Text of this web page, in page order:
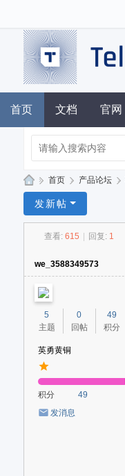
首页 文档 官网
凌
» 首页 › 产品论坛 ›
发新帖
查看: 615 回复: 1
we_3588349573
5
主题
0
回帖
49
积分
英勇黄铜
积分
49
发消息